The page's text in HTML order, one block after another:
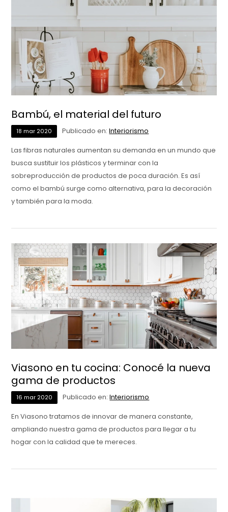
Bambú, el material del futuro
18 mar 2020 Publicado en:Interiorismo
Las fibras naturales aumentan su demanda en un mundo que
busca sustituir los plásticos y terminar con la
sobreproducción de productos de poca duración. Es así
como el bambú surge como alternativa, para la decoración
y también para la moda.
Viasono en tu cocina: Conocé la nueva
gama de productos
16 mar 2020 Publicado en:Interiorismo
En Viasono tratamos de innovar de manera constante,
ampliando nuestra gama de productos para llegar a tu
hogar con la calidad que te mereces.